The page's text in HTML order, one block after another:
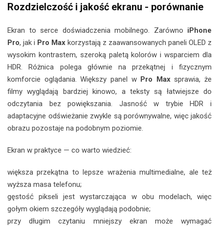
Rozdzielczość i jakość ekranu - porównanie
Ekran to serce doświadczenia mobilnego. Zarówno iPhone
Pro, jak i Pro Max korzystają z zaawansowanych paneli OLED z
wysokim kontrastem, szeroką paletą kolorów i wsparciem dla
HDR. Różnica polega głównie na przekątnej i fizycznym
komforcie oglądania. Większy panel w Pro Maxsprawia, że
filmy wyglądają bardziej kinowo, a teksty są łatwiejsze do
odczytania bez powiększania. Jasność w trybie HDR i
adaptacyjne odświeżanie zwykle są porównywalne, więc jakość
obrazu pozostaje na podobnym poziomie.
Ekran w praktyce — co warto wiedzieć:
większa przekątna to lepsze wrażenia multimedialne, ale też
wyższa masa telefonu;
gęstość pikseli jest wystarczająca w obu modelach, więc
gołym okiem szczegóły wyglądają podobnie;
przy długim czytaniu mniejszy ekran może wymagać